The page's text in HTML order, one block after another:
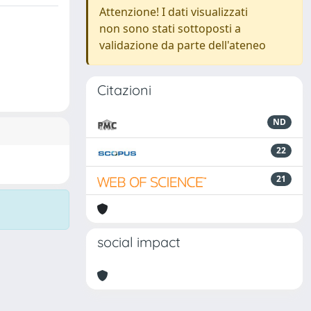
Attenzione! I dati visualizzati
non sono stati sottoposti a
validazione da parte dell'ateneo
Citazioni
ND
22
21
social impact